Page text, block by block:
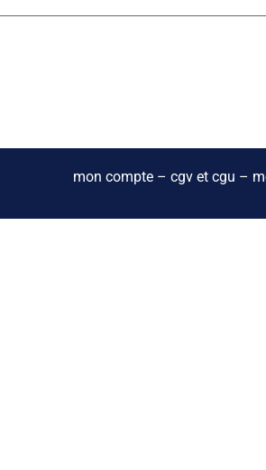
mon compte – cgv et cgu –